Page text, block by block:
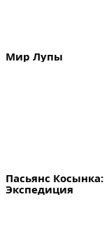
Мир Лупы
Пасьянс Косынка:
Экспедиция